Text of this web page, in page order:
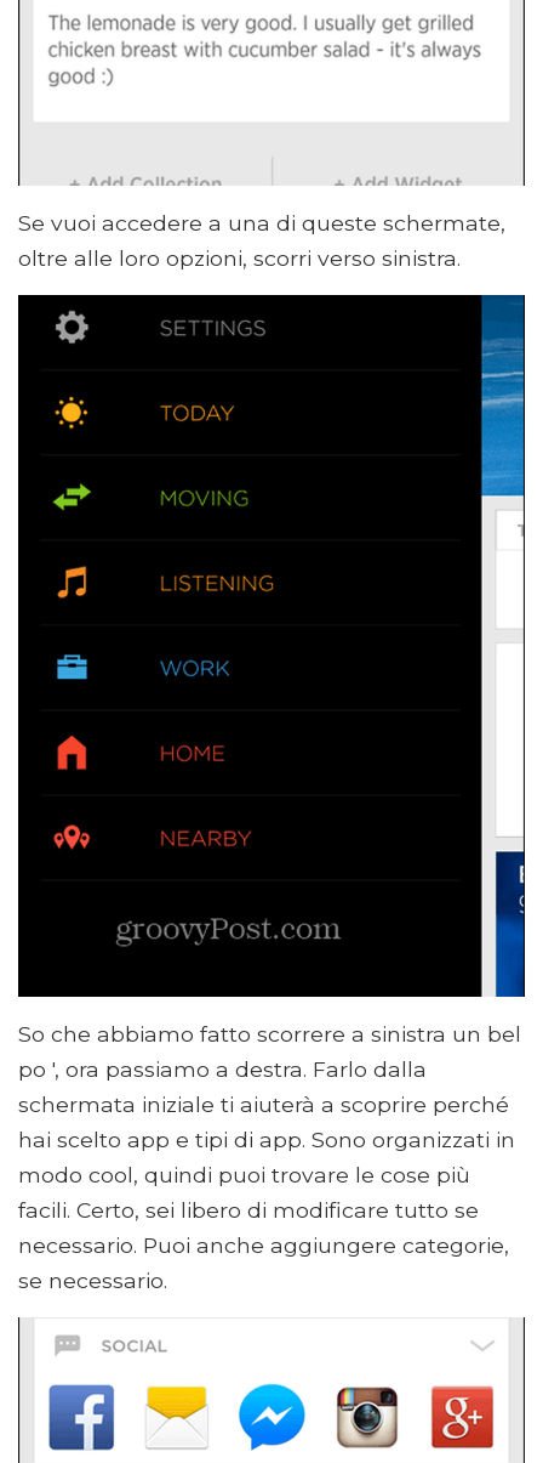
Se vuoi accedere a una di queste schermate,
oltre alle loro opzioni, scorri verso sinistra.
So che abbiamo fatto scorrere a sinistra un bel
po ', ora passiamo a destra. Farlo dalla
schermata iniziale ti aiuterà a scoprire perché
hai scelto app e tipi di app. Sono organizzati in
modo cool, quindi puoi trovare le cose più
facili. Certo, sei libero di modificare tutto se
necessario. Puoi anche aggiungere categorie,
se necessario.